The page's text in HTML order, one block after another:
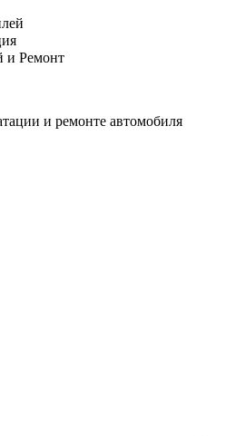
и Ремонт
и ремонте автомобиля